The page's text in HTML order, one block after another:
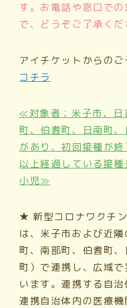
す。 お電話や窓口で
で、どうぞご了承くだ
アイチケットから
コチラ
≪対象者；米子市、日
町、伯耆町、日南町
があり、初回接種が
以上経過している接
小児≫
★ 新型コロナワクチ
は、米子市および近
町、南部町、伯耆町
町）で連携し、広域
います。連携する自治
連携自治体内の医療